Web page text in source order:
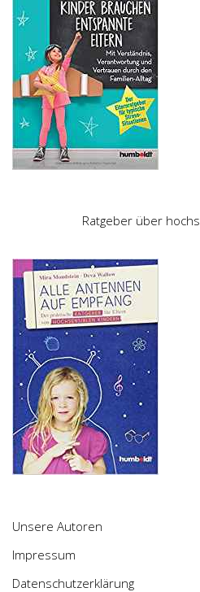
Ratgeber über
Unsere Autoren
Impressum
Datenschutzerklärung